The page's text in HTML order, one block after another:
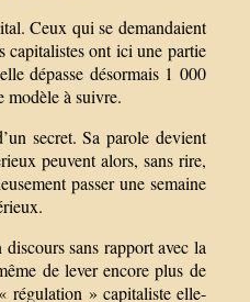
Ceux qui se demandaient
capitalistes ont ici une partie
dépasse désormais 1 000
à suivre.
secret. Sa parole devient
peuvent alors, sans rire,
passer une semaine
sans rapport avec la
de lever encore plus de
régulation » capitaliste elle-